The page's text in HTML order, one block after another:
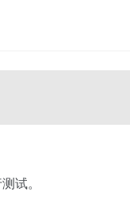
试。